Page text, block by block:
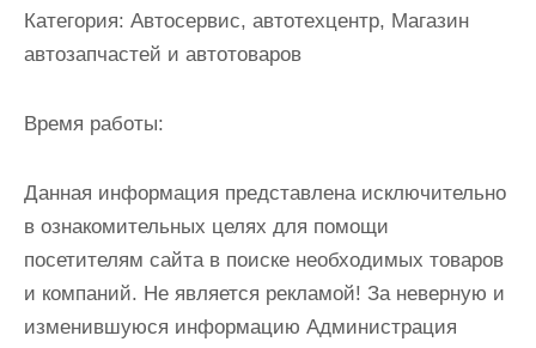
Категория: Автосервис, автотехцентр, Магазин
автозапчастей и автотоваров
Время работы:
Данная информация представлена исключительно
в ознакомительных целях для помощи
посетителям сайта в поиске необходимых товаров
и компаний. Не является рекламой! За неверную и
изменившуюся информацию Администрация